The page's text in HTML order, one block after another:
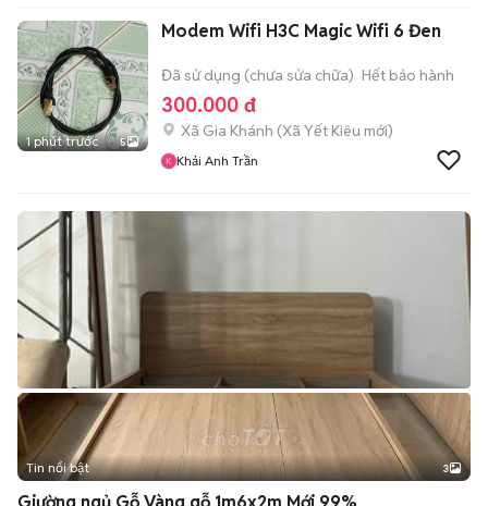
1 phút trước 5
Modem Wifi H3C Magic Wifi 6 Đen
Đã sử dụng (chưa sửa chữa) Hết bảo hành
300.000 đ
Xã Gia Khánh (Xã Yết Kiêu mới)
Khải Anh Trần
Tin nổi bật 3